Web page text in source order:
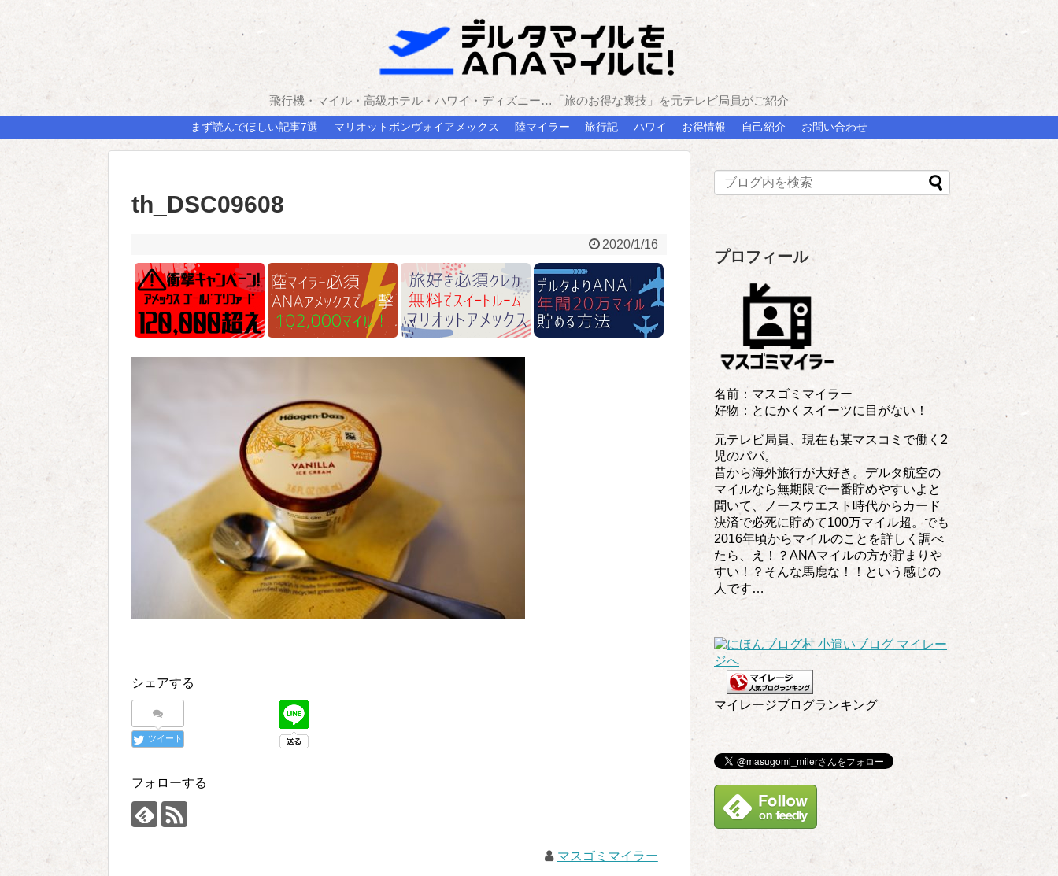
飛行機・マイル・高級ホテル・ハワイ・ディズニー…「旅のお得な裏技」を元テレビ局員がご紹介
まず読んでほしい記事7選 マリオットボンヴォイアメックス 陸マイラー 旅行記 ハワイ お得情報 自己紹介 お問い合わせ
th_DSC09608
2020/1/16
シェアする
ツイート
フォローする
マスゴミマイラー
プロフィール
名前：マスゴミマイラー
好物：とにかくスイーツに目がない！
元テレビ局員、現在も某マスコミで働く2
児のパパ。
昔から海外旅行が大好き。デルタ航空の
マイルなら無期限で一番貯めやすいよと
聞いて、ノースウエスト時代からカード
決済で必死に貯めて100万マイル超。でも
2016年頃からマイルのことを詳しく調べ
たら、え！？ANAマイルの方が貯まりや
すい！？そんな馬鹿な！！という感じの
人です…
マイレージブログランキング